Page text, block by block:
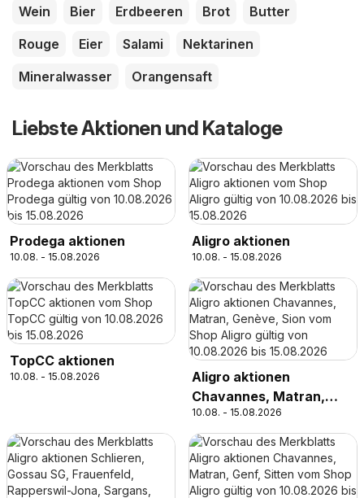
Wein
Bier Erdbeeren Brot
Butter
Rouge
Eier Salami
Nektarinen
Mineralwasser
Orangensaft
Liebste Aktionen und Kataloge
Prodega aktionen
10.08. - 15.08.2026
Aligro aktionen
10.08. - 15.08.2026
TopCC aktionen
10.08. - 15.08.2026
Aligro aktionen
Chavannes, Matran,
Genève, Sion
10.08. - 15.08.2026